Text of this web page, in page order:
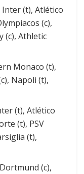
Inter (t), Atlético
(c),
(c), Athletic
Monaco (t),
Napoli (t),
(t), Atlético
(t), PSV
(t),
(c),